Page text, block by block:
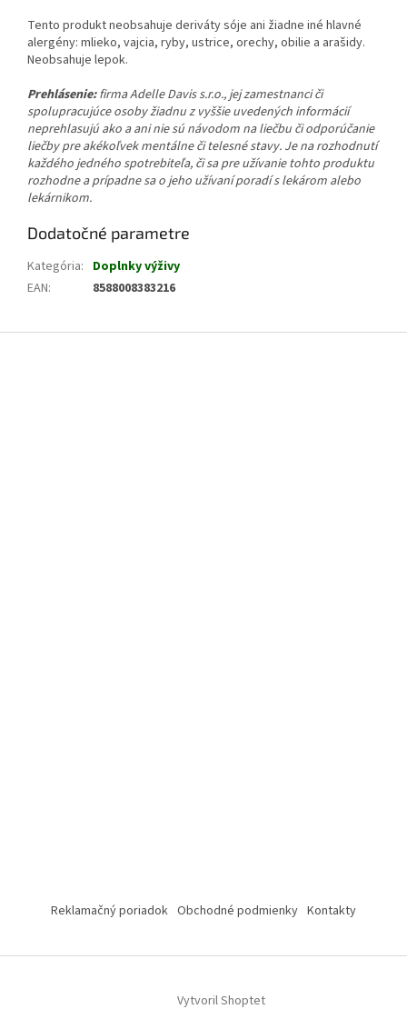
Tento produkt neobsahuje deriváty sóje ani žiadne iné hlavné
alergény: mlieko, vajcia, ryby, ustrice, orechy, obilie a arašidy.
Neobsahuje lepok.
Prehlásenie:firma Adelle Davis s.r.o., jej zamestnanci či
spolupracujúce osoby žiadnu z vyššie uvedených informácií
neprehlasujú ako a ani nie sú návodom na liečbu či odporúčanie
liečby pre akékoľvek mentálne či telesné stavy. Je na rozhodnutí
každého jedného spotrebiteľa, či sa pre užívanie tohto produktu
rozhodne a prípadne sa o jeho užívaní poradí s lekárom alebo
lekárnikom.
Dodatočné parametre
Kategória: Doplnky výživy
EAN: 8588008383216
Reklamačný poriadok Obchodné podmienky Kontakty
Vytvoril Shoptet